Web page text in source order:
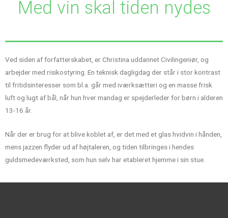
Med vin skal tiden nydes
Ved siden af forfatterskabet, er Christina uddannet Civilingeniør, og
arbejder med risikostyring. En teknisk dagligdag der står i stor kontrast
til fritidsinteresser som bl.a. går med iværksætteri og en masse frisk
luft og lugt af bål, når hun hver mandag er spejderleder for børn i alderen
13-16 år.
Når der er brug for at blive koblet af, er det med et glas hvidvin i hånden,
mens jazzen flyder ud af højtaleren, og tiden tilbringes i hendes
guldsmedeværksted, som hun selv har etableret hjemme i sin stue.